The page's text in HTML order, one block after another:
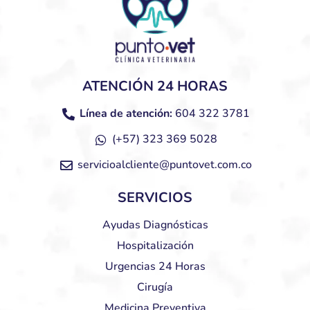
ATENCIÓN 24 HORAS
Línea de atención:604 322 3781
(+57) 323 369 5028
servicioalcliente@puntovet.com.co
SERVICIOS
Ayudas Diagnósticas
Hospitalización
Urgencias 24 Horas
Cirugía